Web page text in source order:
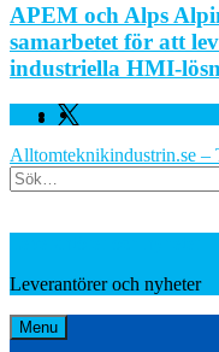
APEM och Alps
samarbetet för att
industriella HMI-
Facebook
Twitter
Alltomteknikindustrin.se –
Search
Leverantörer och nyheter
Menu